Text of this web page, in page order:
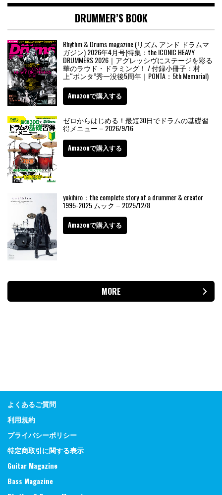
DRUMMER’S BOOK
Rhythm & Drums magazine (リズム アンド ドラムマ
ガジン) 2026年4月号(特集：the ICONIC HEAVY
DRUMMERS 2026｜アグレッシヴにステージを彩る
華のラウド・ドラミング！ / 付録小冊子：村
上“ポンタ”秀一没後5周年｜PONTA：5th Memorial)
Amazonで購入する
ゼロからはじめる！最短30日でドラムの基礎習
得メニュー – 2026/9/16
Amazonで購入する
yukihiro：the complete story of a drummer & creator
1995-2025 ムック – 2025/12/8
Amazonで購入する
MORE
よくあるご質問
利用規約
プライバシーポリシー
特定商取引に関する表示
Guitar Magazine
Bass Magazine